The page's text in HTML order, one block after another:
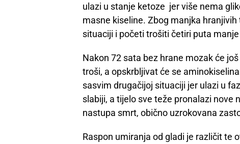
ulazi u stanje ketoze jer više nema
masne kiseline. Zbog manjka
situaciji i početi trošiti četiri puta
Nakon 72 sata bez hrane mozak će
troši, a opskrbljivat će se
sasvim drugačijoj situaciji jer ulazi u
slabiji, a tijelo sve teže pronalazi nove
nastupa smrt, obično uzrokovana
Raspon umiranja od gladi je različit te